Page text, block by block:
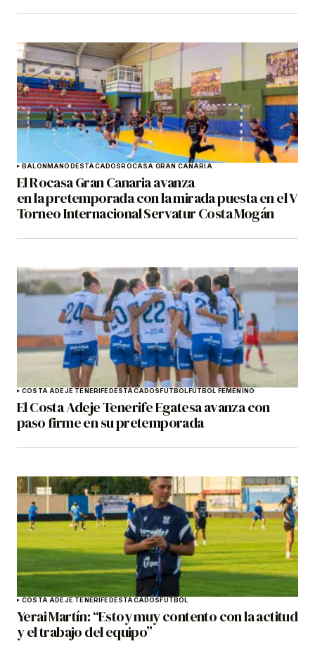
BALONMANODESTACADOSROCASA GRAN CANARIA
El Rocasa Gran Canaria avanza
en la pretemporada con la mirada puesta en el V
Torneo Internacional Servatur Costa Mogán
COSTA ADEJE TENERIFEDESTACADOSFÚTBOLFÚTBOL FEMENINO
El Costa Adeje Tenerife Egatesa avanza con
paso firme en su pretemporada
COSTA ADEJE TENERIFEDESTACADOSFÚTBOL
Yerai Martín: “Estoy muy contento con la actitud
y el trabajo del equipo”